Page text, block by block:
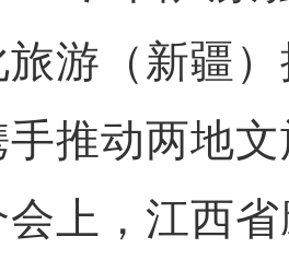
游（新疆
推动两地
，江西省